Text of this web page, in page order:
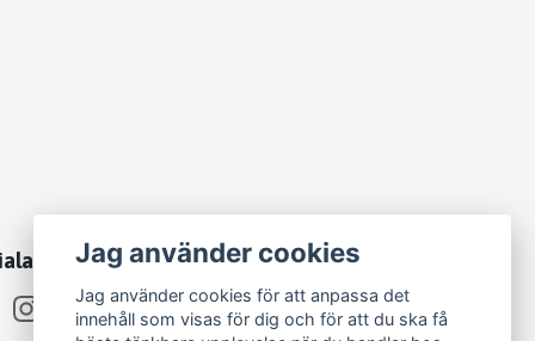
medierJag använder cookies
Jag använder cookies för att anpassa det
innehåll som visas för dig och för att du ska få